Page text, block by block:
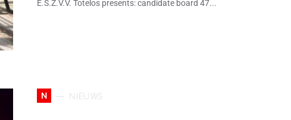
E.S.Z.V.V. Totelos presents: candidate board 47...
N NIEUWS